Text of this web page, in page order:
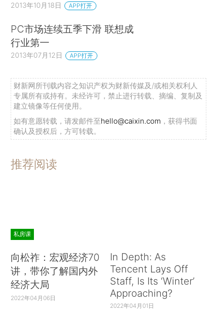
2013年10月18日 APP打开
PC市场连续五季下滑 联想成
行业第一
2013年07月12日 APP打开
财新网所刊载内容之知识产权为财新传媒及/或相关权利人
专属所有或持有。未经许可，禁止进行转载、摘编、复制及
建立镜像等任何使用。
如有意愿转载，请发邮件至hello@caixin.com ，获得书面
确认及授权后，方可转载。
推荐阅读
私房课
向松祚：宏观经济70
讲，带你了解国内外
经济大局
2022年04月06日
In Depth: As
Tencent Lays Off
Staff, Is Its ‘Winter’
Approaching?
2022年04月01日